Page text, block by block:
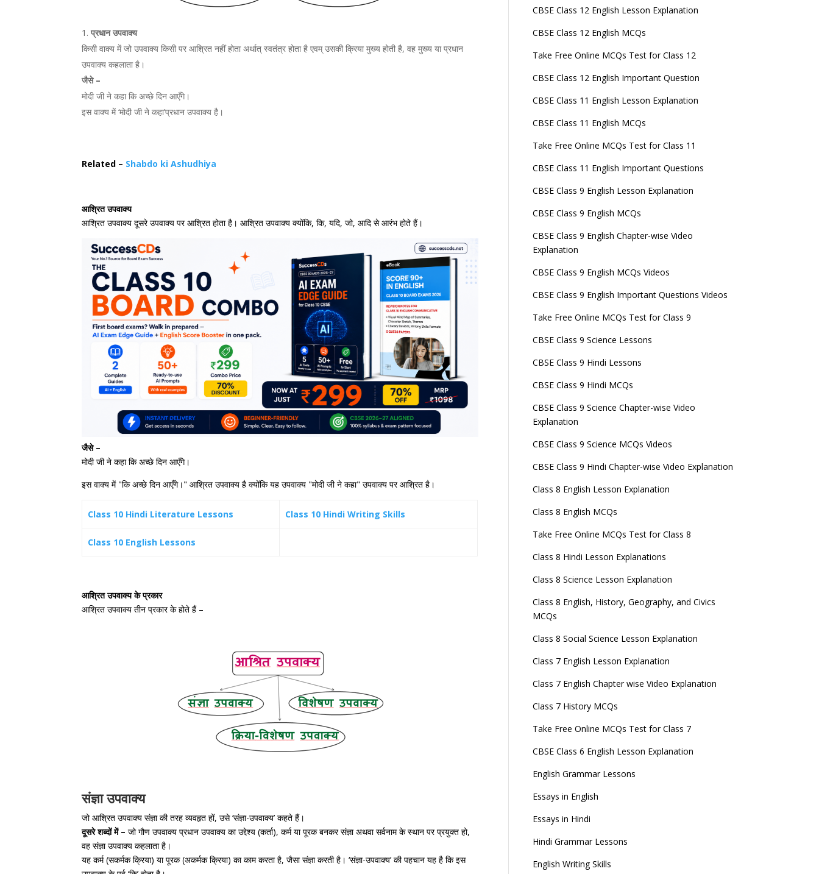
प्रधान उपवाक्य
किसी वाक्य में जो उपवाक्य किसी पर आश्रित नहीं होता अर्थात् स्वतंत्र होता है एवम् उसकी क्रिया मुख्य होती है, वह मुख्य या प्रधान
उपवाक्य कहलाता है।
जैसे –
मोदी जी ने कहा कि अच्छे दिन आएँगे।
इस वाक्य में ‘मोदी जी ने कहा’प्रधान उपवाक्य है।
Related – Shabdo ki Ashudhiya
आश्रित उपवाक्य
आश्रित उपवाक्य दूसरे उपवाक्य पर आश्रित होता है। आश्रित उपवाक्य क्योंकि, कि, यदि, जो, आदि से आरंभ होते हैं।
जैसे –
मोदी जी ने कहा कि अच्छे दिन आएँगे।
इस वाक्य में "कि अच्छे दिन आएँगे।" आश्रित उपवाक्य है क्योंकि यह उपवाक्य "मोदी जी ने कहा" उपवाक्य पर आश्रित है।
Class 10 Hindi Literature Lessons Class 10 Hindi Writing Skills
Class 10 English Lessons
आश्रित उपवाक्य के प्रकार
आश्रित उपवाक्य तीन प्रकार के होते हैं –
संज्ञा उपवाक्य
जो आश्रित उपवाक्य संज्ञा की तरह व्यवहृत हों, उसे ‘संज्ञा-उपवाक्य’ कहते हैं।
दूसरे शब्दों में – जो गौण उपवाक्य प्रधान उपवाक्य का उद्देश्य (कर्ता), कर्म या पूरक बनकर संज्ञा अथवा सर्वनाम के स्थान पर प्रयुक्त हो,
वह संज्ञा उपवाक्य कहलाता है।
यह कर्म (सकर्मक क्रिया) या पूरक (अकर्मक क्रिया) का काम करता है, जैसा संज्ञा करती है। ‘संज्ञा-उपवाक्य’ की पहचान यह है कि इस
CBSE Class 12 English Lesson Explanation
CBSE Class 12 English MCQs
Take Free Online MCQs Test for Class 12
CBSE Class 12 English Important Question
CBSE Class 11 English Lesson Explanation
CBSE Class 11 English MCQs
Take Free Online MCQs Test for Class 11
CBSE Class 11 English Important Questions
CBSE Class 9 English Lesson Explanation
CBSE Class 9 English MCQs
CBSE Class 9 English Chapter-wise Video
Explanation
CBSE Class 9 English MCQs Videos
CBSE Class 9 English Important Questions Videos
Take Free Online MCQs Test for Class 9
CBSE Class 9 Science Lessons
CBSE Class 9 Hindi Lessons
CBSE Class 9 Hindi MCQs
CBSE Class 9 Science Chapter-wise Video
Explanation
CBSE Class 9 Science MCQs Videos
CBSE Class 9 Hindi Chapter-wise Video Explanation
Class 8 English Lesson Explanation
Class 8 English MCQs
Take Free Online MCQs Test for Class 8
Class 8 Hindi Lesson Explanations
Class 8 Science Lesson Explanation
Class 8 English, History, Geography, and Civics
MCQs
Class 8 Social Science Lesson Explanation
Class 7 English Lesson Explanation
Class 7 English Chapter wise Video Explanation
Class 7 History MCQs
Take Free Online MCQs Test for Class 7
CBSE Class 6 English Lesson Explanation
English Grammar Lessons
Essays in English
Essays in Hindi
Hindi Grammar Lessons
English Writing Skills